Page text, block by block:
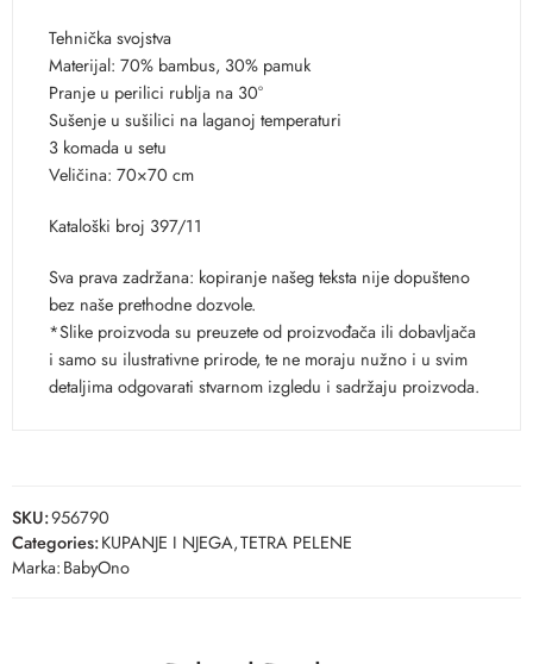
Tehnička svojstva
Materijal: 70% bambus, 30% pamuk
Pranje u perilici rublja na 30°
Sušenje u sušilici na laganoj temperaturi
3 komada u setu
Veličina: 70×70 cm
Kataloški broj 397/11
Sva prava zadržana: kopiranje našeg teksta nije dopušteno
bez naše prethodne dozvole.
*Slike proizvoda su preuzete od proizvođača ili dobavljača
i samo su ilustrativne prirode, te ne moraju nužno i u svim
detaljima odgovarati stvarnom izgledu i sadržaju proizvoda.
SKU:956790
Categories:KUPANJE I NJEGA,TETRA PELENE
Marka:BabyOno